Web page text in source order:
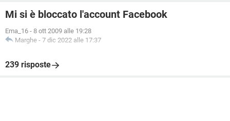
Mi si è bloccato l'account Facebook
Ema_16 - 8 ott 2009 alle 19:28
Marghe - 7 dic 2022 alle 17:37
239 risposte